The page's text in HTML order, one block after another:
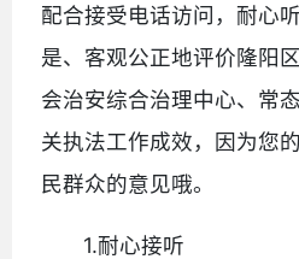
配合接受电话访问，耐心
是、客观公正地评价隆阳
会治安综合治理中心、常
关执法工作成效，因为您
民群众的意见哦。
1.耐心接听